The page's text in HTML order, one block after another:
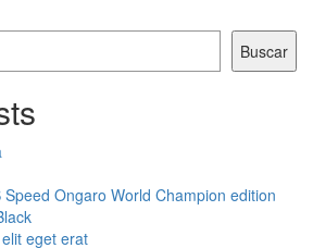
Buscar
Ongaro World Champion edition
eget erat